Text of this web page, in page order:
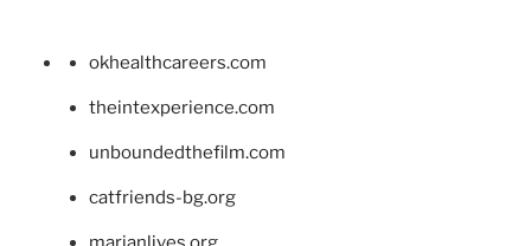
okhealthcareers.com
theintexperience.com
unboundedthefilm.com
catfriends-bg.org